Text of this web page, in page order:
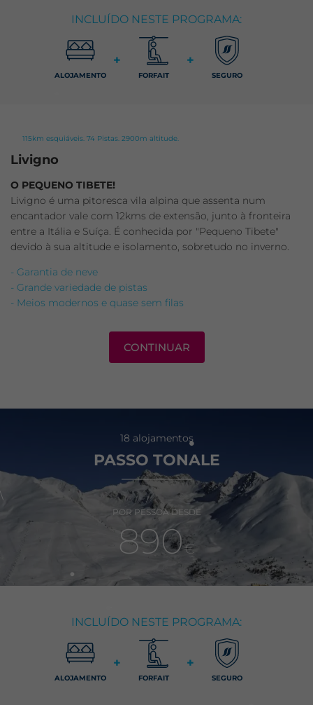
115km esquiáveis. 74 Pistas. 2900m altitude.
Livigno
O PEQUENO TIBETE!
Livigno é uma pitoresca vila alpina que assenta num
encantador vale com 12kms de extensão, junto à fronteira
entre a Itália e Suíça. É conhecida por "Pequeno Tibete"
devido à sua altitude e isolamento, sobretudo no inverno.
- Garantia de neve
- Grande variedade de pistas
- Meios modernos e quase sem filas
CONTINUAR
INCLUÍDO NESTE PROGRAMA:
ALOJAMENTO
+
FORFAIT
+
SEGURO
18 alojamentos
PASSO TONALE
\
POR PESSOA DESDE
890€
INCLUÍDO NESTE PROGRAMA:
ALOJAMENTO
+
FORFAIT
+
SEGURO